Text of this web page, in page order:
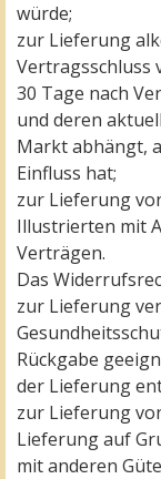
würde;
zur Lieferung
Vertragsschluss
30 Tage nach
und deren
Markt abhängt,
Einfluss hat;
zur Lieferung
Illustrierten mit
Verträgen.
Das
zur Lieferung
Rückgabe
der Lieferung
zur Lieferung
Lieferung auf
mit anderen